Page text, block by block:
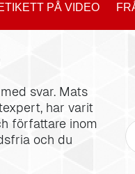
PÅ VIDEO
svar. Mats
har varit
författare inom
och du